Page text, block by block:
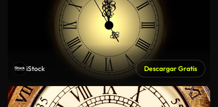
iStock Descargar Gratis